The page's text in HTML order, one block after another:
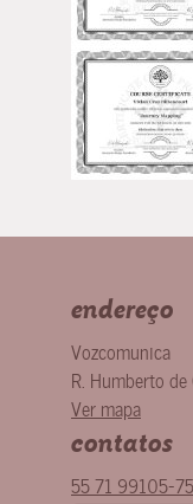
endereço
Vozcomunica
R. Humberto
Ver mapa
contatos
55 71 99105-